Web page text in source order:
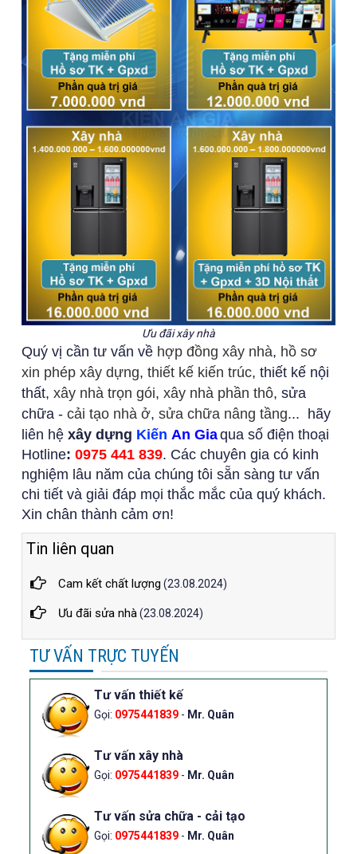
Ưu đãi xây nhà
Quý vị cần tư vấn về hợp đồng xây nhà, hồ sơ
xin phép xây dựng, thiết kế kiến ​​trúc, thiết kế nội
thất, xây nhà trọn gói, xây nhà phần thô, sửa
chữa - cải tạo nhà ở, sửa chữa nâng tầng... hãy
liên hệ xây dựng Kiến An Giaqua số điện thoại
Hotline: 0975 441 839. Các chuyên gia có kinh
nghiệm lâu năm của chúng tôi sẵn sàng tư vấn
chi tiết và giải đáp mọi thắc mắc của quý khách.
Xin chân thành cảm ơn!
Tin liên quan
Cam kết chất lượng (23.08.2024)
Ưu đãi sửa nhà(23.08.2024)
TƯ VẤN TRỰC TUYẾN
Tư vấn thiết kế
Gọi: 0975441839 - Mr. Quân
Tư vấn xây nhà
Gọi: 0975441839 - Mr. Quân
Tư vấn sửa chữa - cải tạo
Gọi: 0975441839 - Mr. Quân